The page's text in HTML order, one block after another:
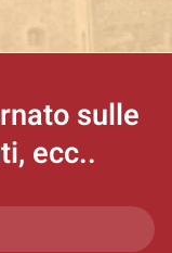
sulle
ecc..